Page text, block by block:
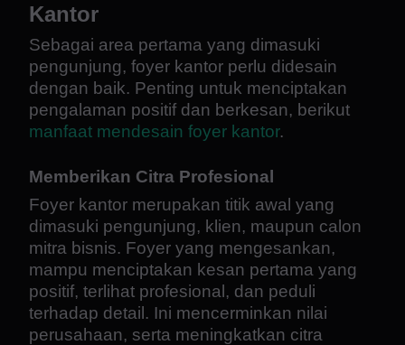
Kantor
Sebagai area pertama yang dimasuki
pengunjung, foyer kantor perlu didesain
dengan baik. Penting untuk menciptakan
pengalaman positif dan berkesan, berikut
manfaat mendesain foyer kantor.
Memberikan Citra Profesional
Foyer kantor merupakan titik awal yang
dimasuki pengunjung, klien, maupun calon
mitra bisnis. Foyer yang mengesankan,
mampu menciptakan kesan pertama yang
positif, terlihat profesional, dan peduli
terhadap detail. Ini mencerminkan nilai
perusahaan, serta meningkatkan citra